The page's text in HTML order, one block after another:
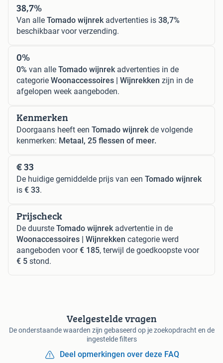
38,7%
Van alle Tomado wijnrekadvertenties is 38,7%
beschikbaar voor verzending.
0%
0% van alle Tomado wijnrekadvertenties in de
categorie Woonaccessoires | Wijnrekken zijn in de
afgelopen week aangeboden.
Kenmerken
Doorgaans heeft een Tomado wijnrekde volgende
kenmerken: Metaal, 25 flessen of meer.
€ 33
De huidige gemiddelde prijs van een Tomado wijnrek
is € 33.
Prijscheck
De duurste Tomado wijnrekadvertentie in de
Woonaccessoires | Wijnrekken categorie werd
aangeboden voor€ 185, terwijl de goedkoopste voor
€ 5 stond.
Veelgestelde vragen
De onderstaande waarden zijn gebaseerd op je zoekopdracht en de
ingestelde filters
Deel opmerkingen over deze FAQ